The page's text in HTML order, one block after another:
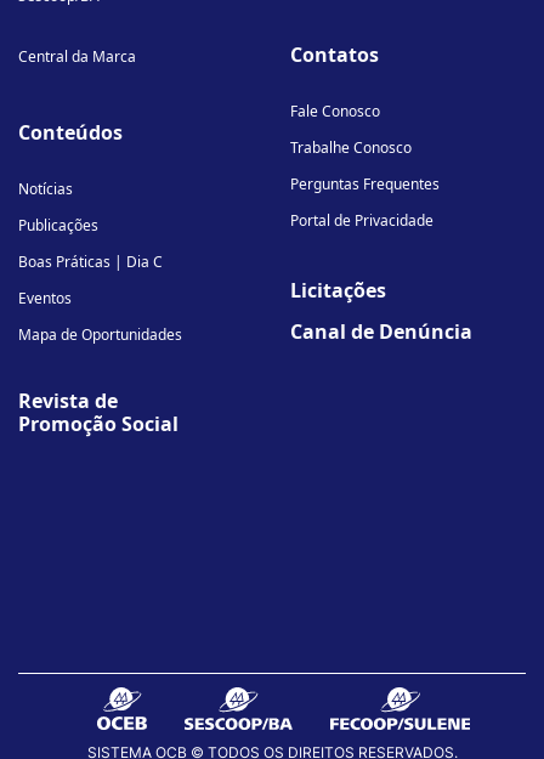
Central da Marca
Conteúdos
Notícias
Publicações
Boas Práticas | Dia C
Eventos
Mapa de Oportunidades
Revista de
Promoção Social
Contatos
Fale Conosco
Trabalhe Conosco
Perguntas Frequentes
Portal de Privacidade
Licitações
Canal de Denúncia
SISTEMA OCB © TODOS OS DIREITOS RESERVADOS.